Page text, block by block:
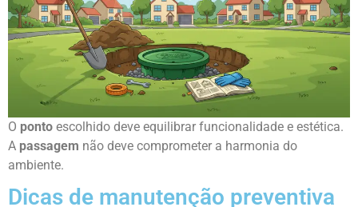
O ponto escolhido deve equilibrar funcionalidade e estética.
A passagem não deve comprometer a harmonia do
ambiente.
Dicas de manutenção preventiva